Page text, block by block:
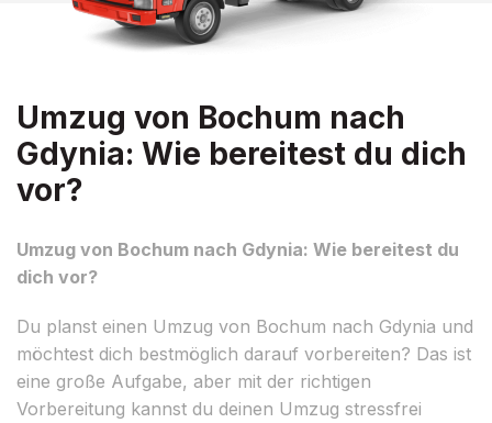
Umzug von Bochum nach
Gdynia: Wie bereitest du dich
vor?
Umzug von Bochum nach Gdynia: Wie bereitest du
dich vor?
Du planst einen Umzug von Bochum nach Gdynia und
möchtest dich bestmöglich darauf vorbereiten? Das ist
eine große Aufgabe, aber mit der richtigen
Vorbereitung kannst du deinen Umzug stressfrei